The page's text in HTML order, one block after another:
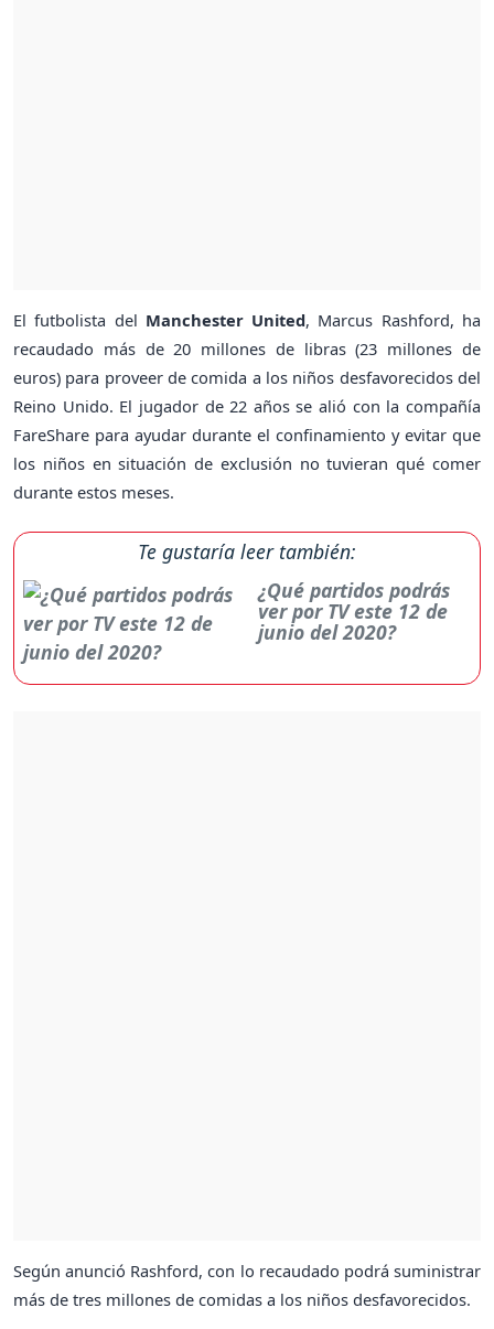
El futbolista del Manchester United, Marcus Rashford, ha
recaudado más de 20 millones de libras (23 millones de
euros) para proveer de comida a los niños desfavorecidos del
Reino Unido. El jugador de 22 años se alió con la compañía
FareShare para ayudar durante el confinamiento y evitar que
los niños en situación de exclusión no tuvieran qué comer
durante estos meses.
Te gustaría leer también:
¿Qué partidos podrás
ver por TV este 12 de
junio del 2020?
Según anunció Rashford, con lo recaudado podrá suministrar
más de tres millones de comidas a los niños desfavorecidos.